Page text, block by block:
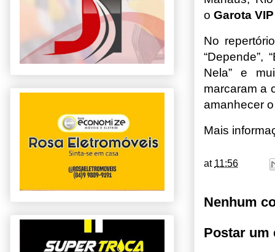
o Garota
No
“Depende”,
Nela” e
marcaram a
amanhecer
Mais
at 11:56
Nenhum
Postar um